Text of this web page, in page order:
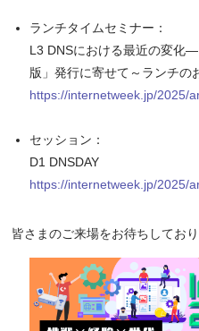
ランチタイムセミナー：
L3 DNSにおける最近の変化
版」発行に寄せて～ランチの
https://internetweek.jp/2025/
セッション：
D1 DNSDAY
https://internetweek.jp/2025/
皆さまのご来場をお待ちしており